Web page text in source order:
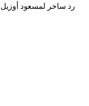
رد ساخر لمسعود